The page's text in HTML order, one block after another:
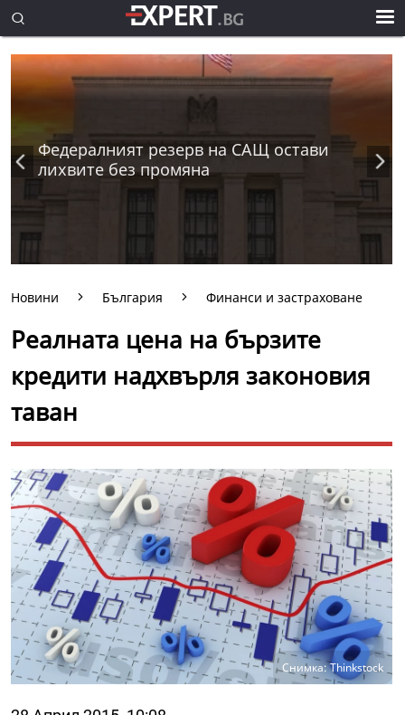
Федералният резерв на САЩ остави
лихвите без промяна
Новини България Финанси и застраховане
Реалната цена на бързите
кредити надхвърля законовия
таван
Снимка: Thinkstock